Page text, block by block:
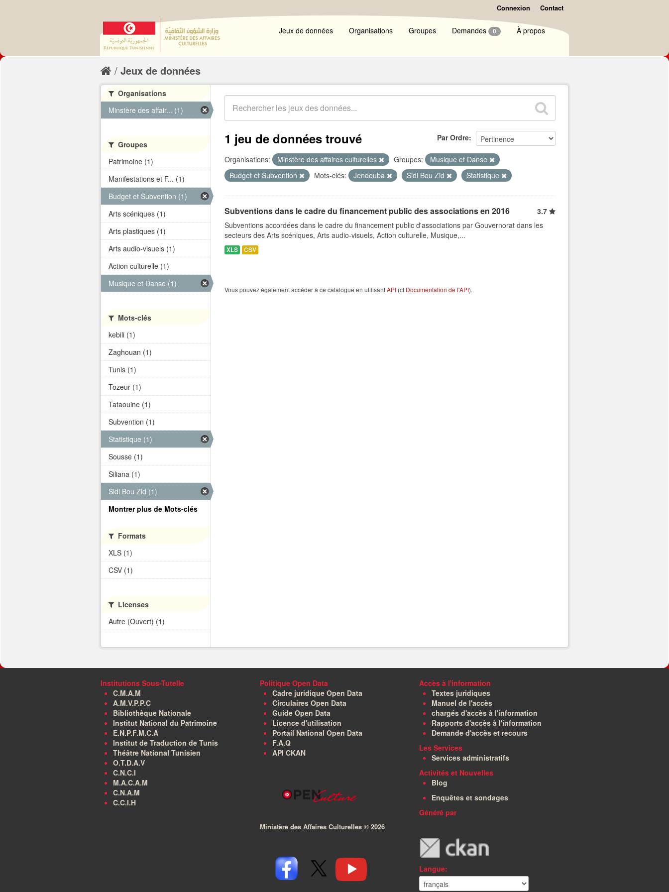
Connexion Contact
Jeux de données Organisations Groupes Demandes 0 À propos
Jeux de données
Par Ordre
1 jeu de données trouvé
Organisations: Minstère des affaires culturelles Groupes:
Musique et Danse
Budget et Subvention
Mots-clés: Jendouba Sidi Bou Zid Statistique
Subventions dans le cadre du financement public des associations en 2016
3.7
Subventions accordées dans le cadre du financement public d'associations par Gouvernorat dans les
secteurs des Arts scéniques, Arts audio-visuels, Action culturelle, Musique,...
XLS CSV
Vous pouvez également accéder à ce catalogue en utilisantAPI (cf Documentation de l'API).
Organisations
Minstère des affair... (1)
Groupes
Patrimoine (1)
Manifestations et F... (1)
Budget et Subvention (1)
Arts scéniques (1)
Arts plastiques (1)
Arts audio-visuels (1)
Action culturelle (1)
Musique et Danse (1)
Mots-clés
kebili (1)
Zaghouan (1)
Tunis (1)
Tozeur (1)
Tataouine (1)
Subvention (1)
Statistique (1)
Sousse (1)
Siliana (1)
Sidi Bou Zid (1)
Montrer plus de Mots-clés
Formats
XLS (1)
CSV (1)
Licenses
Autre (Ouvert) (1)
Institutions Sous-Tutelle
C.M.A.M
A.M.V.P.P.C
Bibliothèque Nationale
Institut National du Patrimoine
E.N.P.F.M.C.A
Institut de Traduction de Tunis
Théâtre National Tunisien
O.T.D.A.V
C.N.C.I
M.A.C.A.M
C.N.A.M
C.C.I.H
Politique Open Data
Cadre juridique Open Data
Circulaires Open Data
Guide Open Data
Licence d'utilisation
Portail National Open Data
F.A.Q
API CKAN
Ministère des Affaires Culturelles © 2026
Accès à l'information
Textes juridiques
Manuel de l'accès
chargés d'accès à l'information
Rapports d'accès à l'information
Demande d'accès et recours
Les Services
Services administratifs
Activités et Nouvelles
Blog
Enquêtes et sondages
Généré par
Langue